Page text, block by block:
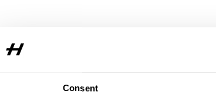
Consent
der Kategorie
insgesamt 21 Länder teilnehmen.